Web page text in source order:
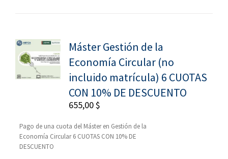
Máster Gestión de la
Economía Circular (no
incluido matrícula) 6 CUOTAS
CON 10% DE DESCUENTO
655,00$
Pago de una cuota del Máster en Gestión de la
Economía Circular 6 CUOTAS CON 10% DE
DESCUENTO